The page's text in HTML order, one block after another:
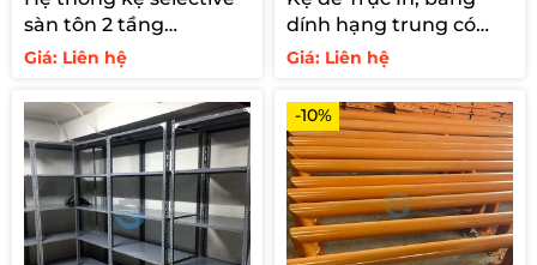
sàn tôn 2 tầng
3000kg/tầng
Giá: Liên hệ
dính hạng trung có
trục đỡ
Giá: Liên hệ
-10%